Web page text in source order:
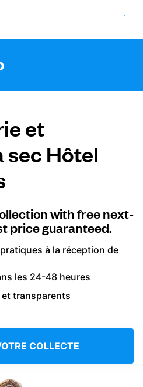
fonctionne
et
sec Hôtel
with free next-
price guaranteed.
à la réception de
les 24-48 heures
transparents
COLLECTE